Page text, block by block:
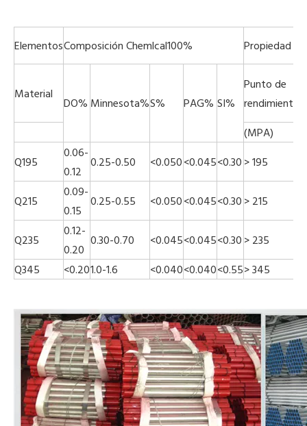
ElementosComposición Chemlcal100% Propiedad
Material
DO% Minnesota%S% PAG% SI%
Punto de
rendimiento
(MPA)
Q195
0.06-
0.12
0.25-0.50 <0.050<0.045<0.30 > 195
Q215
0.09-
0.15
0.25-0.55 <0.050<0.045<0.30 > 215
Q235
0.12-
0.20
0.30-0.70 <0.045<0.045<0.30 > 235
Q345
<0.201.0-1.6 <0.040<0.040<0.55> 345